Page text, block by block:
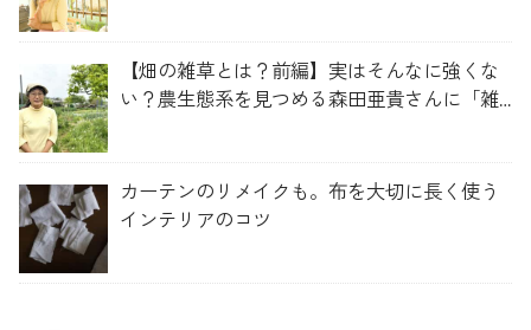
【畑の雑草とは？前編】実はそんなに強くな
い？農生態系を見つめる森田亜貴さんに「雑
カーテンのリメイクも。布を大切に長く使う
インテリアのコツ